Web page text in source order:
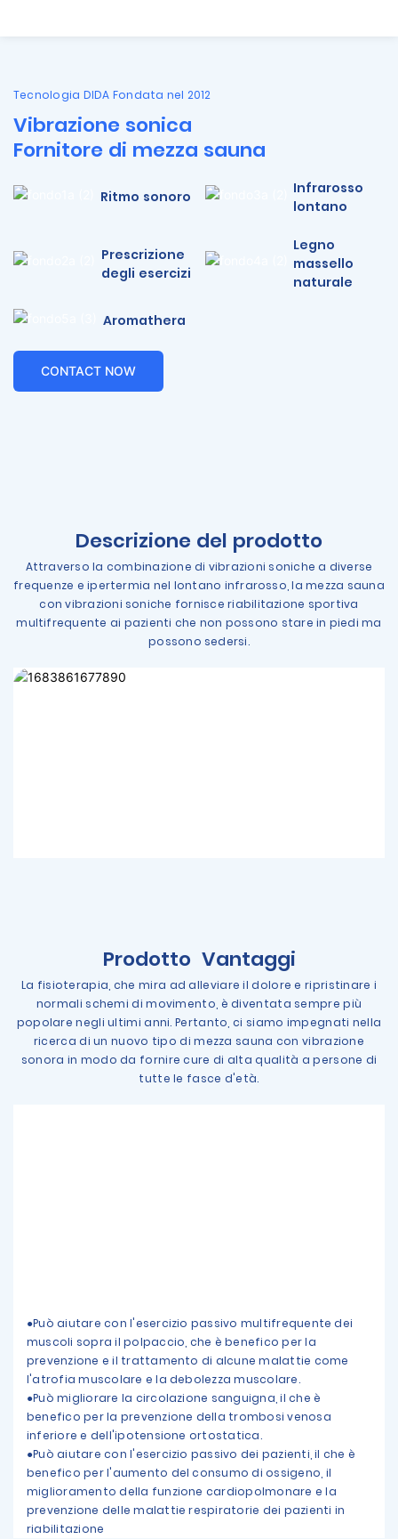
Tecnologia DIDA Fondata nel 2012
Vibrazione sonica
Fornitore di mezza sauna
Ritmo sonoro
Infrarosso
lontano
Prescrizione
degli esercizi
Legno
massello
naturale
Aromathera
CONTACT NOW
Descrizione del prodotto
Attraverso la combinazione di vibrazioni soniche a diverse
frequenze e ipertermia nel lontano infrarosso, la mezza sauna
con vibrazioni soniche fornisce riabilitazione sportiva
multifrequente ai pazienti che non possono stare in piedi ma
possono sedersi.
Prodotto Vantaggi
La fisioterapia, che mira ad alleviare il dolore e ripristinare i
normali schemi di movimento, è diventata sempre più
popolare negli ultimi anni. Pertanto, ci siamo impegnati nella
ricerca di un nuovo tipo di mezza sauna con vibrazione
sonora in modo da fornire cure di alta qualità a persone di
tutte le fasce d'età.
●Può aiutare con l'esercizio passivo multifrequente dei
muscoli sopra il polpaccio, che è benefico per la
prevenzione e il trattamento di alcune malattie come
l'atrofia muscolare e la debolezza muscolare.
●Può migliorare la circolazione sanguigna, il che è
benefico per la prevenzione della trombosi venosa
inferiore e dell'ipotensione ortostatica.
●Può aiutare con l'esercizio passivo dei pazienti, il che è
benefico per l'aumento del consumo di ossigeno, il
miglioramento della funzione cardiopolmonare e la
prevenzione delle malattie respiratorie dei pazienti in
riabilitazione